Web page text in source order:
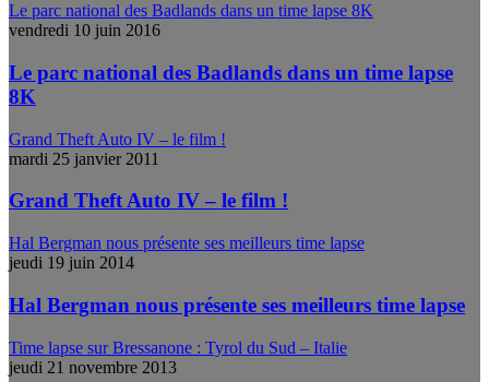
Le parc national des Badlands dans un time lapse 8K
vendredi 10 juin 2016
Le parc national des Badlands dans un time lapse
8K
Grand Theft Auto IV – le film !
mardi 25 janvier 2011
Grand Theft Auto IV – le film !
Hal Bergman nous présente ses meilleurs time lapse
jeudi 19 juin 2014
Hal Bergman nous présente ses meilleurs time lapse
Time lapse sur Bressanone : Tyrol du Sud – Italie
jeudi 21 novembre 2013